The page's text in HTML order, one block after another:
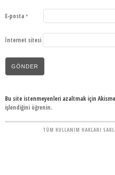
E-posta *
İnternet sitesi
Bu site istenmeyenleri azaltmak için
işlendiğini öğrenin.
TÜM KULLANIM HAKLARI